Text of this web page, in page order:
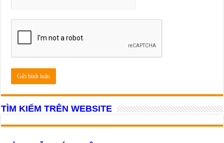
TÌM KIẾM TRÊN WEBSITE